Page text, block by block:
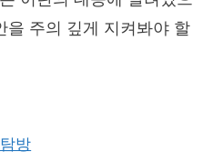
을 주의 깊게 지켜봐야 할
방